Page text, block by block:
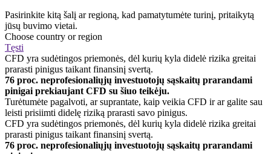
Pasirinkite kitą šalį ar regioną, kad pamatytumėte turinį, pritaikytą
jūsų buvimo vietai.
Choose country or region
Tęsti
CFD yra sudėtingos priemonės, dėl kurių kyla didelė rizika greitai
prarasti pinigus taikant finansinį svertą.
76 proc. neprofesionaliųjų investuotojų sąskaitų prarandami
pinigai prekiaujant CFD su šiuo teikėju.
Turėtumėte pagalvoti, ar suprantate, kaip veikia CFD ir ar galite sau
leisti prisiimti didelę riziką prarasti savo pinigus.
CFD yra sudėtingos priemonės, dėl kurių kyla didelė rizika greitai
prarasti pinigus taikant finansinį svertą.
76 proc. neprofesionaliųjų investuotojų sąskaitų prarandami